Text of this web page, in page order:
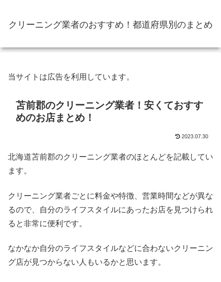
クリーニング業者のおすすめ！都道府県別のまとめ
当サイトは広告を利用しています。
苫前郡のクリーニング業者！安くておすす
めのお店まとめ！
2023.07.30
北海道苫前郡のクリーニング業者のほとんどを記載してい
ます。
クリーニング業者ごとに料金や特徴、営業時間などが異な
るので、自分のライフスタイルにあったお店を見つけられ
ると非常に便利です。
なかなか自分のライフスタイルなどに合わないクリーニン
グ店が見つからない人もいるかと思います。